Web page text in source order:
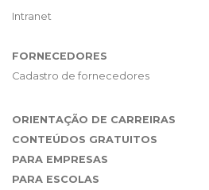
Intranet
FORNECEDORES
Cadastro de fornecedores
ORIENTAÇÃO DE CARREIRAS
CONTEÚDOS GRATUITOS
PARA EMPRESAS
PARA ESCOLAS